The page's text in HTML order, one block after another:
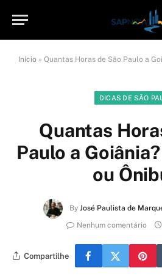
Início » Quantas Horas de São Paulo a
DICAS DE SÃO
Quantas
Paulo a
ou
By José Paulista de
Nenhum comentário
Compartilhe